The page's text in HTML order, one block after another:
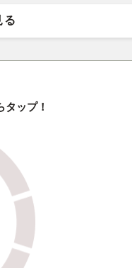
る
ップ！